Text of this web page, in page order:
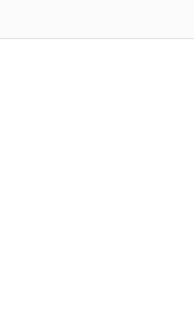
से बच्चों में बढ़ा उत्साह